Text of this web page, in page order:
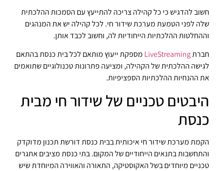
חשוב להדגיש כי כל קהילה צריכה להתייעץ עם הסמכות ההלכתית
שלה לפני הטמעת מערכת שידור חי. לכל קהילה יש את המנהגים
וההחלטות ההלכתיות הייחודיות לה, וחשוב לכבד אותן.
חברתLiveStreaming מספקת ייעוץ מותאם לכל בית כנסת בהתאם
לגישה ההלכתית של הקהילה, ומציעה פתרונות טכנולוגיים שתואמים
את ההנחיות ההלכתיות הספציפיות.
היבטים טכניים של שידור חי מבית
כנסת
הקמת מערכת שידור חי איכותית בבית כנסת דורשת תכנון מדוקדק
והתחשבות בתנאים הייחודיים של המקום. בתי כנסת מציבים אתגרים
טכניים מיוחדים בשל האקוסטיקה, התאורה והאווירה המיוחדת שיש